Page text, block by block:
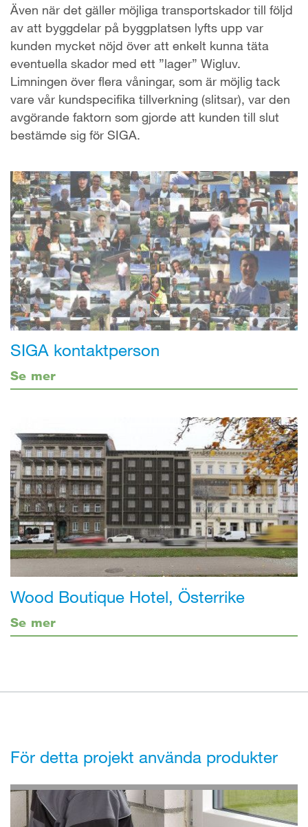
Även när det gäller möjliga transportskador till följd
av att byggdelar på byggplatsen lyfts upp var
kunden mycket nöjd över att enkelt kunna täta
eventuella skador med ett ”lager” Wigluv.
Limningen över flera våningar, som är möjlig tack
vare vår kundspecifika tillverkning (slitsar), var den
avgörande faktorn som gjorde att kunden till slut
bestämde sig för SIGA.
SIGA kontaktperson
Se mer
Wood Boutique Hotel, Österrike
Se mer
För detta projekt använda produkter